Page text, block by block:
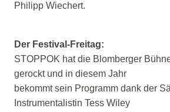
Philipp Wiechert.
Der Festival-Freitag:
STOPPOK hat die Blomberger
gerockt und in diesem Jahr
bekommt sein Programm dank der
Instrumentalistin Tess Wiley